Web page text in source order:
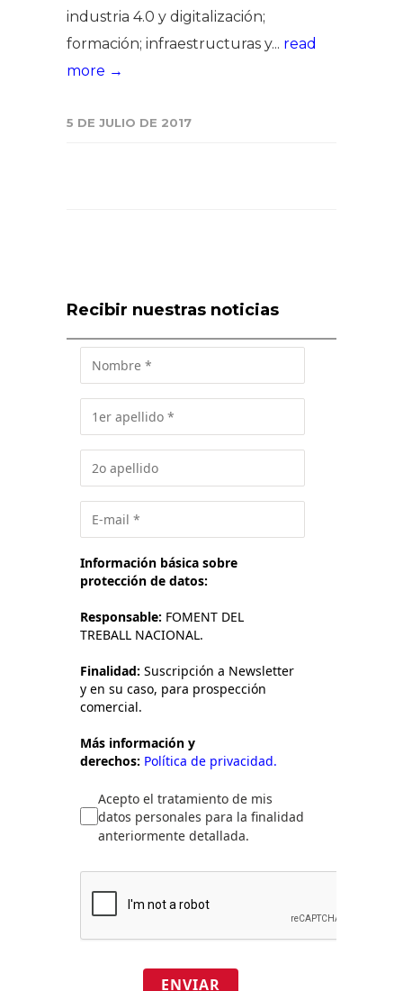
industria 4.0 y digitalización;
formación; infraestructuras y... read
more →
5 DE JULIO DE 2017
Recibir nuestras noticias
Información básica sobre
protección de datos:
Responsable: FOMENT DEL
TREBALL NACIONAL.
Finalidad: Suscripción a Newsletter
y en su caso, para prospección
comercial.
Más información y
derechos: Política de privacidad.
Acepto el tratamiento de mis
datos personales para la finalidad
anteriormente detallada.
ENVIAR